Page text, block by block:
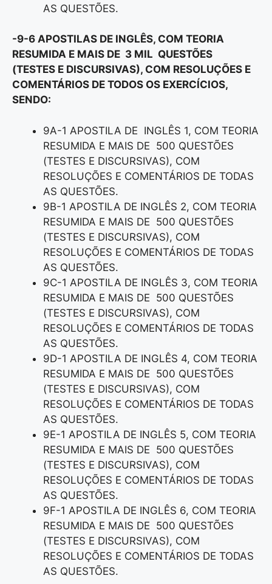
AS QUESTÕES.
-9-6 APOSTILAS DE INGLÊS, COM TEORIA
RESUMIDA E MAIS DE 3 MIL QUESTÕES
(TESTES E DISCURSIVAS), COM RESOLUÇÕES E
COMENTÁRIOS DE TODOS OS EXERCÍCIOS,
SENDO:
9A-1 APOSTILA DE INGLÊS 1, COM TEORIA
RESUMIDA E MAIS DE 500 QUESTÕES
(TESTES E DISCURSIVAS), COM
RESOLUÇÕES E COMENTÁRIOS DE TODAS
AS QUESTÕES.
9B-1 APOSTILA DE INGLÊS 2, COM TEORIA
RESUMIDA E MAIS DE 500 QUESTÕES
(TESTES E DISCURSIVAS), COM
RESOLUÇÕES E COMENTÁRIOS DE TODAS
AS QUESTÕES.
9C-1 APOSTILA DE INGLÊS 3, COM TEORIA
RESUMIDA E MAIS DE 500 QUESTÕES
(TESTES E DISCURSIVAS), COM
RESOLUÇÕES E COMENTÁRIOS DE TODAS
AS QUESTÕES.
9D-1 APOSTILA DE INGLÊS 4, COM TEORIA
RESUMIDA E MAIS DE 500 QUESTÕES
(TESTES E DISCURSIVAS), COM
RESOLUÇÕES E COMENTÁRIOS DE TODAS
AS QUESTÕES.
9E-1 APOSTILA DE INGLÊS 5, COM TEORIA
RESUMIDA E MAIS DE 500 QUESTÕES
(TESTES E DISCURSIVAS), COM
RESOLUÇÕES E COMENTÁRIOS DE TODAS
AS QUESTÕES.
9F-1 APOSTILA DE INGLÊS 6, COM TEORIA
RESUMIDA E MAIS DE 500 QUESTÕES
(TESTES E DISCURSIVAS), COM
RESOLUÇÕES E COMENTÁRIOS DE TODAS
AS QUESTÕES.